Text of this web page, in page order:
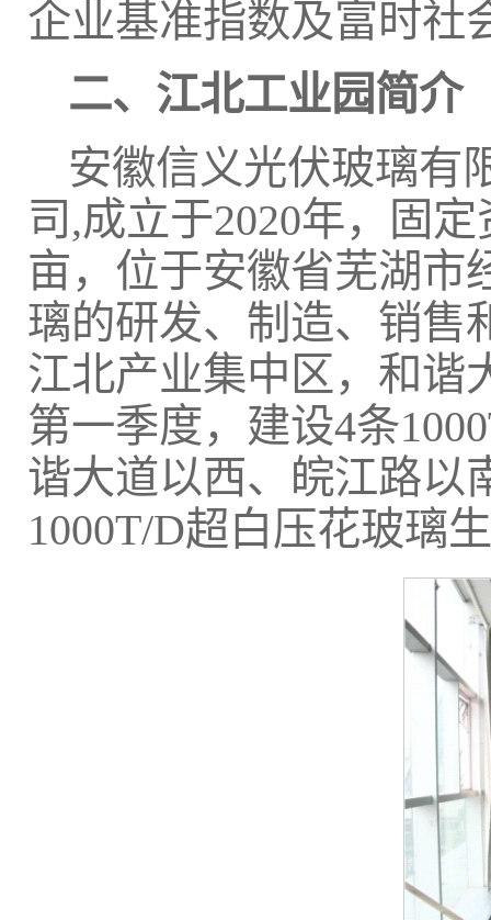
企业基准指数及富时社
二、 江北工业园简介
安徽信义光伏玻璃有
司,成立于2020年，固
亩，位于安徽省芜湖市
璃的研发、制造、销售
江北产业集中区，和谐
第一季度，建设4条
谐大道以西、皖江路以
1000T/D超白压花玻璃